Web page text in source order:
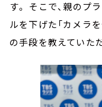
す。 そこで、親のプ
ルを下げた「カメラ
の手段を教えていた